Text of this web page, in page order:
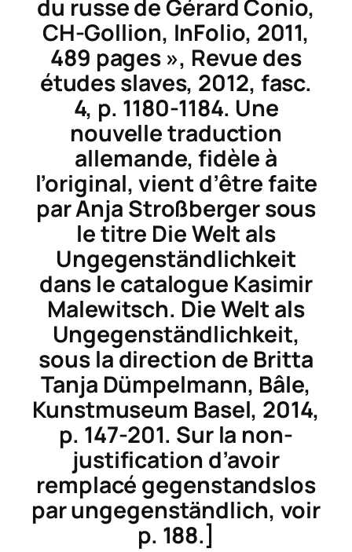
du russe de Gérard Conio,
CH-Gollion, InFolio, 2011,
489 pages », Revue des
études slaves, 2012, fasc.
4, p. 1180-1184. Une
nouvelle traduction
allemande, fidèle à
l’original, vient d’être faite
par Anja Stroßberger sous
le titre Die Welt als
Ungegenständlichkeit
dans le catalogue Kasimir
Malewitsch. Die Welt als
Ungegenständlichkeit,
sous la direction de Britta
Tanja Dümpelmann, Bâle,
Kunstmuseum Basel, 2014,
p. 147-201. Sur la non-
justification d’avoir
remplacé gegenstandslos
parungegenständlich, voir
p. 188.]